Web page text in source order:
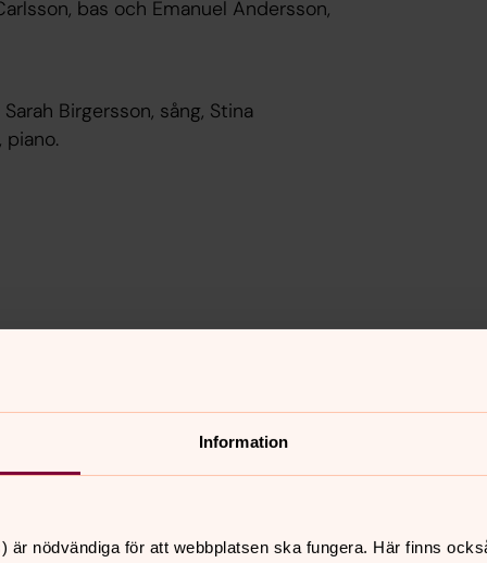
Information
är nödvändiga för att webbplatsen ska fungera. Här finns
bas och Emanuel Andersson,
Birgersson, sång, Stina
piano.